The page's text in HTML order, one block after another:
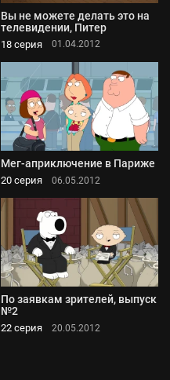
Вы не можете делать это на
телевидении, Питер
18 серия 01.04.2012
Мег-априключение в Париже
20 серия 06.05.2012
По заявкам зрителей, выпуск
№2
22 серия 20.05.2012